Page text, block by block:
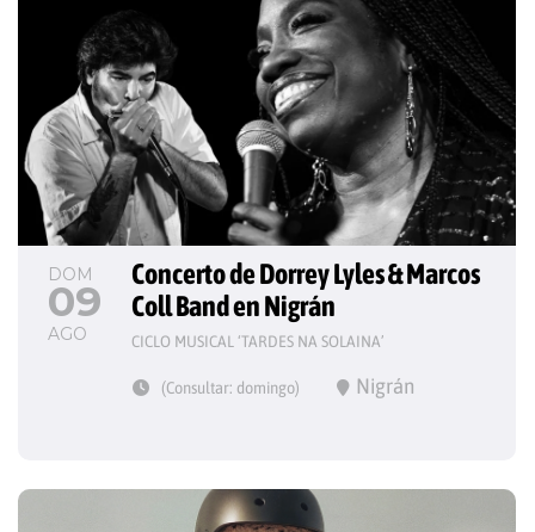
DOM
09
AGO
Concerto de Dorrey Lyles & Marcos
Coll Band en Nigrán
CICLO MUSICAL ‘TARDES NA SOLAINA’
(Consultar: domingo) Nigrán